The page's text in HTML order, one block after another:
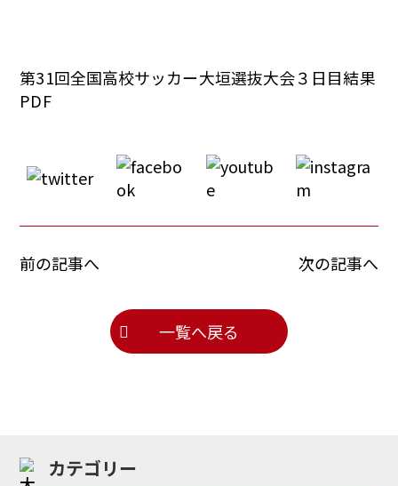
第31回全国高校サッカー大垣選抜大会３日目結果
PDF
前の記事へ
一覧へ戻る
次の記事へ
カテゴリー